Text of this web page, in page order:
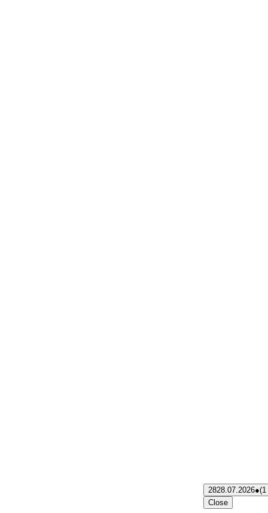
2828.07.2026●(1
Close